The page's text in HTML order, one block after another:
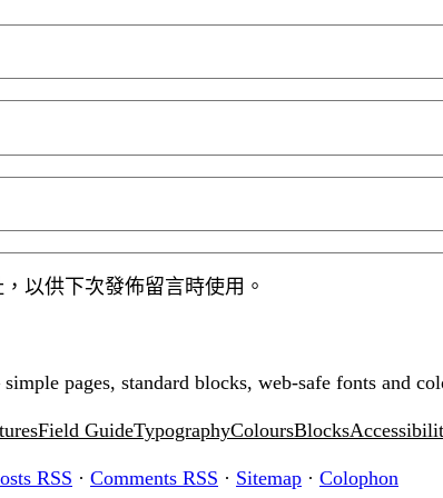
以供下次發佈留言時使用。
pages, standard blocks, web-safe fonts and
Field GuideTypographyColoursBlocks
RSS · Comments RSS · Sitemap · Colophon